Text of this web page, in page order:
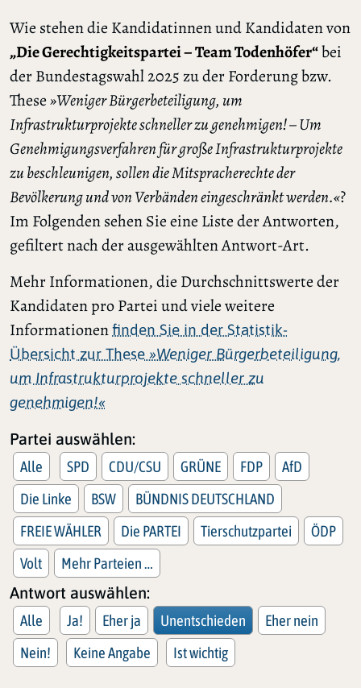
Wie stehen die Kandidatinnen und Kandidaten von
„Die Gerechtigkeitspartei – Team Todenhöfer“bei
der Bundestagswahl 2025 zu der Forderung bzw.
These»Weniger Bürgerbeteiligung, um
Infrastrukturprojekte schneller zu genehmigen! – Um
Genehmigungsverfahren für große Infrastrukturprojekte
zu beschleunigen, sollen die Mitspracherechte der
Bevölkerung und von Verbänden eingeschränkt werden.«?
Im Folgenden sehen Sie eine Liste der Antworten,
gefiltert nach der ausgewählten Antwort-Art.
Mehr Informationen, die Durchschnittswerte der
Kandidaten pro Partei und viele weitere
Informationenfinden Sie in der Statistik-
Übersicht zur These »Weniger Bürgerbeteiligung,
um Infrastrukturprojekte schneller zu
genehmigen!«
Partei auswählen:
Alle SPD CDU/CSU GRÜNE FDP
AfD
Die Linke
BSW
BÜNDNIS DEUTSCHLAND
FREIE WÄHLER
Die PARTEI Tierschutzpartei
ÖDP
Volt
Mehr Parteien …
Antwort auswählen:
Alle Ja! Eher ja Unentschieden
Eher nein
Nein!
Keine Angabe Ist wichtig